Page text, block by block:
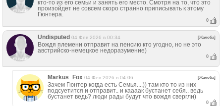
кто-то из его семьи и занять его место. Смотря на то, что это
произойдет не совсем скоро странно приписывать к этому
Гюнтера.
0
Undisputed 04 Фев 2026 в 00:34 [Жалоба]
Вождя племени отправит на пенсию кто угодно, но не это
австрийско-немецкое недоразумение)
0
Markus_Fox 04 Фев 2026 в 04:06 [Жалоба]
Зачем Гюнтер когда есть Семья....)) там кто то из них
подсуетится и отправит.. и каааак бустанет себя.. ведь
бустанет ведь? люди рады будут что вождя свергли)
0